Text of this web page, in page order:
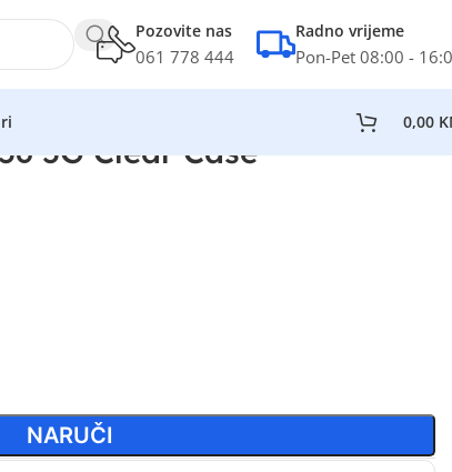
Pozovite nas
061 778 444
Radno vrijeme
Pon-Pet 08:00 -
0,00
5G Clear Case
NARUČI